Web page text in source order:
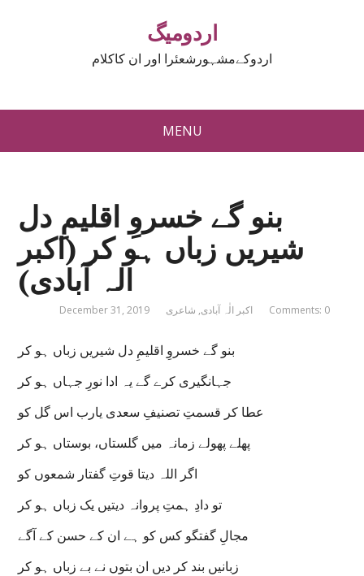
اردومیگ
اردوکےمشہورشعئرا اور ان کاکلام
MENU
بنو گے خسروِ اقلیمِ دل
شیریں زباں ہو کر (اکبر
الہ آبادی)
December 31, 2019 اکبر الٰہ آبادی, شاعری Comments: 0
بنو گے خسروِ اقلیمِ دل شیریں زباں ہو کر
جہانگیری کرے گے یہ ادا نورِ جہاں ہو کر
عطا کر قسمتِ تصنیفِ سعدی یارب اس گل کو
پھلے پھولے زمانہ میں گلستاں، بوستاں ہو کر
اگر اللہ دیتا قوتِ گفتار شمعوں کو
تو دادِ ہمتِ پروانہ دیتیں یک زباں ہو کر
مجالِ گفتگو کس کو ہے ان کے حسن کے آگے
زبانیں بند کر دیں ان بتوں نے بے زباں ہو کر